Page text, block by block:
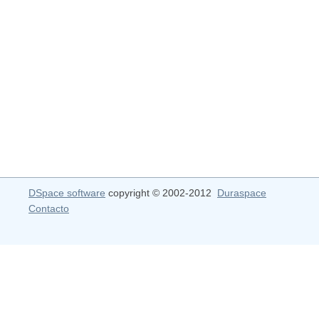
DSpace software copyright © 2002-2012 Duraspace
Contacto